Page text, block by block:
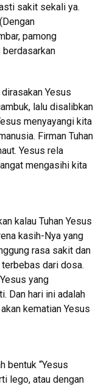
sakit sekali ya.
pamong
Yesus
lalu disalibkan
menyayangi kita
Firman Tuhan
Yesus rela
mengasihi kita
kalau Tuhan Yesus
kasih-Nya yang
rasa sakit dan
dari dosa.
yang
Dan hari ini adalah
kematian Yesus
bentuk “Yesus
lego, atau dengan